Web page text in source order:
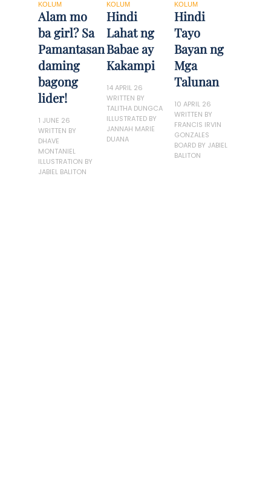
KOLUM
Alam mo
ba girl? Sa
Pamantasan
daming
bagong
lider!
1 JUNE 26
WRITTEN BY
DHAVE
MONTANIEL
ILLUSTRATION BY
JABIEL BALITON
KOLUM
Hindi
Lahat ng
Babae ay
Kakampi
14 APRIL 26
WRITTEN BY
TALITHA DUNGCA
ILLUSTRATED BY
JANNAH MARIE
DUANA
KOLUM
Hindi
Tayo
Bayan ng
Mga
Talunan
10 APRIL 26
WRITTEN BY
FRANCIS IRVIN
GONZALES
BOARD BY JABIEL
BALITON